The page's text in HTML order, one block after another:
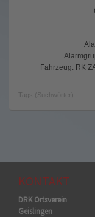
Fahrzeug: RK
Tags (Suchwörter):
KONTAKT
DRK Ortsverein
Geislingen